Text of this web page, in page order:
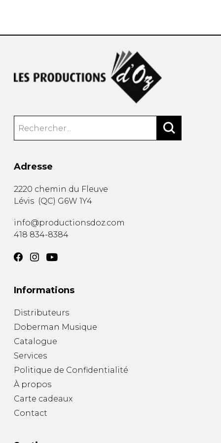
Adresse
2220 chemin du Fleuve
Lévis (QC) G6W 1Y4
info@productionsdoz.com
418 834-8384
Informations
Distributeurs
Doberman Musique
Catalogue
Services
Politique de Confidentialité
À propos
Carte cadeaux
Contact